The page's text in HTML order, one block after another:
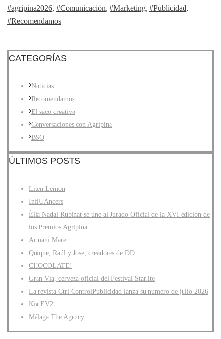
#agripina2026, #Comunicación, #Marketing, #Publicidad,
#Recomendamos
CATEGORÍAS
Noticias
Recomendamos
El saco creativo
Conversaciones con Agripina
BSO
ÚLTIMOS POSTS
Liten Lemon
InflUAncers
Èlia Nadal Rubinat se une al Jurado Oficial de la XVI edición de
los Premios Agripina
Armani Mare
Quique, Raúl y Jose, creadores de DD
CHOCOLATE!
Gran Vía, cerveza oficial del Festival Starlite
La revista Ctrl ControlPublicidad lanza su número de julio 2026
Kia EV2
Málaga The Agency